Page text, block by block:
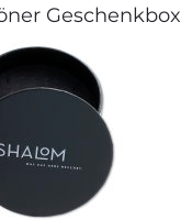
Geschenkbox